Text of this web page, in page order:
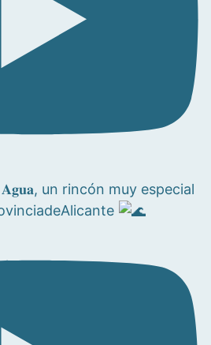
𝐀𝐠𝐮𝐚, un rincón muy especial